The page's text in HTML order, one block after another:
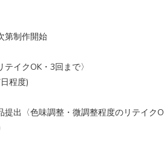
第制作開始
イクOK・3回まで〉
程度)
出〈色味調整・微調整程度のリテイクO